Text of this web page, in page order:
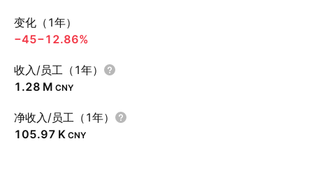
变化（1年）
−45−12.86%
收入/员工（1年）
‪1.28 M‬ CNY
净收入/员工（1年）
‪105.97 K‬ CNY